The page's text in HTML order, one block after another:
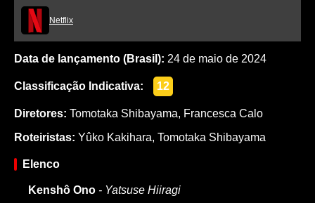
Netflix
Data de lançamento (Brasil): 24 de maio de 2024
Classificação Indicativa: 12
Diretores: Tomotaka Shibayama, Francesca Calo
Roteiristas: Yûko Kakihara, Tomotaka Shibayama
Elenco
Kenshô Ono - Yatsuse Hiiragi